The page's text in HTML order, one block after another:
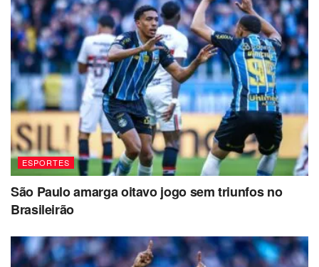
ESPORTES
São Paulo amarga oitavo jogo sem triunfos no
Brasileirão